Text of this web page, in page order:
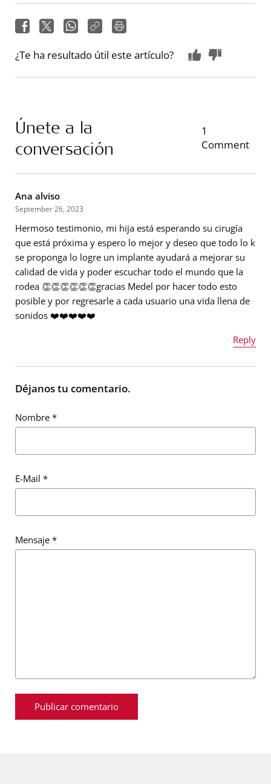
¿Te ha resultado útil este artículo?
Únete a la
conversación
1
Comment
Ana alviso
September 26, 2023
Hermoso testimonio, mi hija está esperando su cirugía
que está próxima y espero lo mejor y deseo que todo lo k
se proponga lo logre un implante ayudará a mejorar su
calidad de vida y poder escuchar todo el mundo que la
rodea 👏👏👏👏👏👏gracias Medel por hacer todo esto
posible y por regresarle a cada usuario una vida llena de
sonidos ❤️❤️❤️❤️❤️
Reply
E-Mail*
Mensaje
Déjanos tu comentario.
Nombre *
E-Mail *
Mensaje *